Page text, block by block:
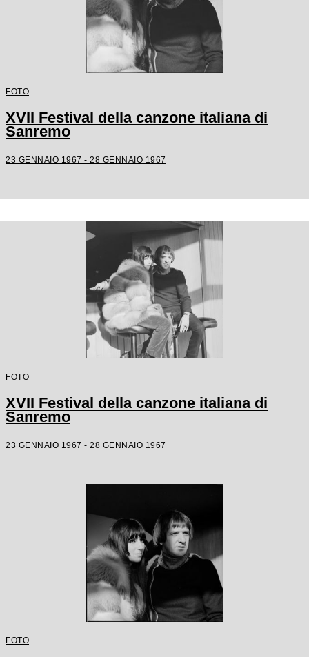
FOTO
XVII Festival della canzone italiana di
Sanremo
23 GENNAIO 1967 - 28 GENNAIO 1967
FOTO
XVII Festival della canzone italiana di
Sanremo
23 GENNAIO 1967 - 28 GENNAIO 1967
FOTO